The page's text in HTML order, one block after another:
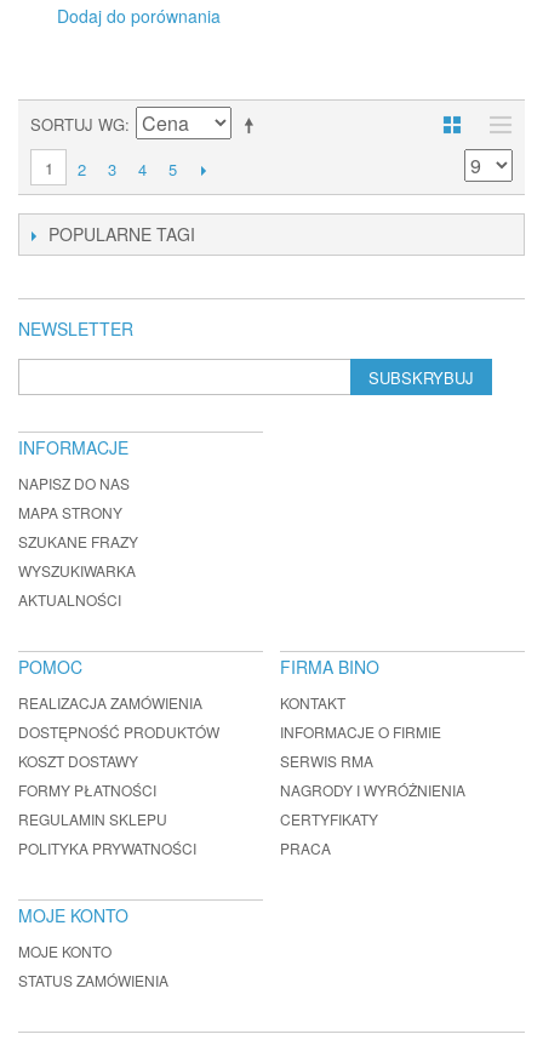
Dodaj do porównania
SORTUJ WG
1
2 3 4 5
POPULARNE TAGI
NEWSLETTER
SUBSKRYBUJ
INFORMACJE
NAPISZ DO NAS
MAPA STRONY
SZUKANE FRAZY
WYSZUKIWARKA
AKTUALNOŚCI
POMOC
REALIZACJA ZAMÓWIENIA
DOSTĘPNOŚĆ PRODUKTÓW
KOSZT DOSTAWY
FORMY PŁATNOŚCI
REGULAMIN SKLEPU
POLITYKA PRYWATNOŚCI
FIRMA BINO
KONTAKT
INFORMACJE O FIRMIE
SERWIS RMA
NAGRODY I WYRÓŻNIENIA
CERTYFIKATY
PRACA
MOJE KONTO
MOJE KONTO
STATUS ZAMÓWIENIA